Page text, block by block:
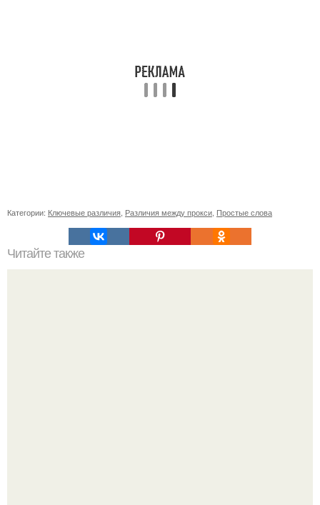
Категории: Ключевые различия Различия между прокси Простые слова
Читайте также